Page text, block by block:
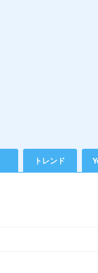
トレンド